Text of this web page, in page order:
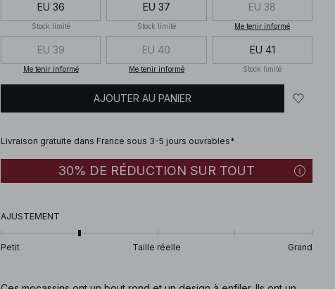
EU 36
Stock limité
EU 37
Stock limité
EU 38
Me tenir informé
EU 39
Me tenir informé
EU 40
Me tenir informé
EU 41
Stock limité
AJOUTER AU PANIER
Livraison gratuite dans France sous 3-5 jours ouvrables*
30% DE RÉDUCTION SUR TOUT
AJUSTEMENT
Petit Taille réelle Grand